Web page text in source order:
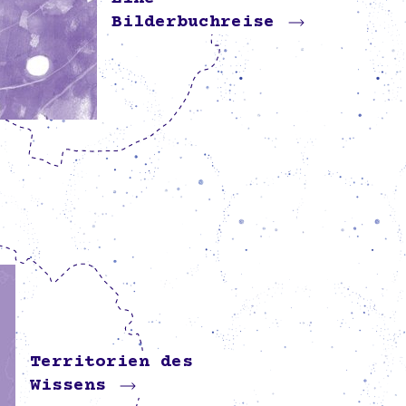
Bilderbuchreise
Territorien des
Wissens